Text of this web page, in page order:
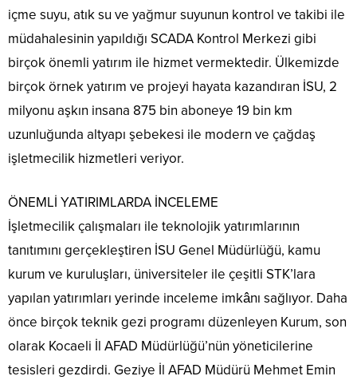
içme suyu, atık su ve yağmur suyunun kontrol ve takibi ile
müdahalesinin yapıldığı SCADA Kontrol Merkezi gibi
birçok önemli yatırım ile hizmet vermektedir. Ülkemizde
birçok örnek yatırım ve projeyi hayata kazandıran İSU, 2
milyonu aşkın insana 875 bin aboneye 19 bin km
uzunluğunda altyapı şebekesi ile modern ve çağdaş
işletmecilik hizmetleri veriyor.
ÖNEMLİ YATIRIMLARDA İNCELEME
İşletmecilik çalışmaları ile teknolojik yatırımlarının
tanıtımını gerçekleştiren İSU Genel Müdürlüğü, kamu
kurum ve kuruluşları, üniversiteler ile çeşitli STK’lara
yapılan yatırımları yerinde inceleme imkânı sağlıyor. Daha
önce birçok teknik gezi programı düzenleyen Kurum, son
olarak Kocaeli İl AFAD Müdürlüğü’nün yöneticilerine
tesisleri gezdirdi. Geziye İl AFAD Müdürü Mehmet Emin